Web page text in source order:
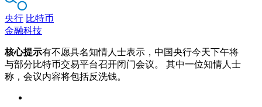
央行 比特币
金融科技
核心提示有不愿具名知情人士表示，中国央行今天下午将
与部分比特币交易平台召开闭门会议。 其中一位知情人士
称，会议内容将包括反洗钱。